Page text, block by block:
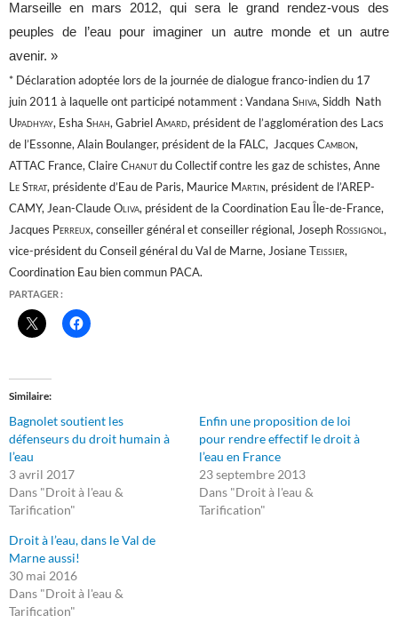
Marseille en mars 2012, qui sera le grand rendez-vous des
peuples de l’eau pour imaginer un autre monde et un autre
avenir. »
* Déclaration adoptée lors de la journée de dialogue franco-indien du 17
juin 2011 à laquelle ont participé notamment : Vandana Shiva, Siddh Nath
Upadhyay, Esha Shah, GabrielAmard, président de l’agglomération des Lacs
de l’Essonne, Alain Boulanger, président de la FALC, Jacques Cambon,
ATTAC France, ClaireChanutdu Collectif contre les gaz de schistes, Anne
Le Strat, présidente d’Eau de Paris, Maurice Martin, président de l’AREP-
CAMY, Jean-ClaudeOliva, président de la Coordination Eau Île-de-France,
Jacques Perreux, conseiller général et conseiller régional, Joseph Rossignol,
vice-président du Conseil général du Val de Marne, JosianeTeissier,
Coordination Eau bien commun PACA.
PARTAGER :
Similaire
Bagnolet soutient les
défenseurs du droit humain à
l’eau
3 avril 2017
Dans "Droit à l'eau &
Tarification"
Enfin une proposition de loi
pour rendre effectif le droit à
l’eau en France
23 septembre 2013
Dans "Droit à l'eau &
Tarification"
Droit à l’eau, dans le Val de
Marne aussi!
30 mai 2016
Dans "Droit à l'eau &
Tarification"